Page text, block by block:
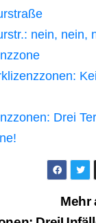
nein, nein,
Drei
Mehr